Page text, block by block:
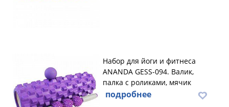
Набор для йоги и фитнеса
ANANDA GESS-094. Валик,
палка с роликами, мячик
подробнее